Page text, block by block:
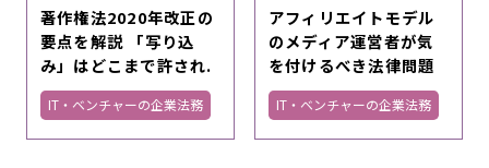
著作権法2020年改正の
要点を解説 「写り込
み」はどこまで許され.
IT・ベンチャーの企業法務
アフィリエイトモデル
のメディア運営者が気
を付けるべき法律問題
IT・ベンチャーの企業法務